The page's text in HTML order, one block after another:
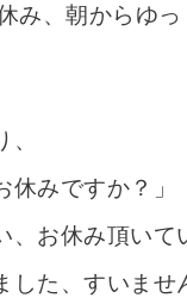
み、朝からゆっ
休みですか？」
、お休み頂いて
した、すいませ